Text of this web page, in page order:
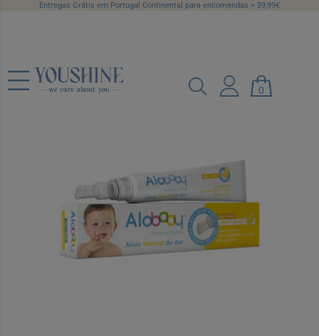
Entregas Grátis em Portugal Continental para encomendas > 39,99€
0
Alobaby Primeiros Dentes Gel Banana